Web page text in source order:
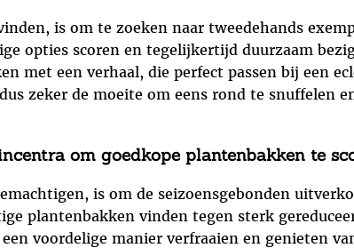
is om te zoeken naar tweedehands
opties scoren en tegelijkertijd duurzaam
met een verhaal, die perfect passen bij een
zeker de moeite om eens rond te snuffelen
om goedkope plantenbakken te
is om de seizoensgebonden
plantenbakken vinden tegen sterk
voordelige manier verfraaien en genieten